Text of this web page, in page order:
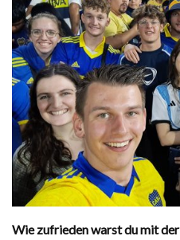
Wie zufrieden warst du mit